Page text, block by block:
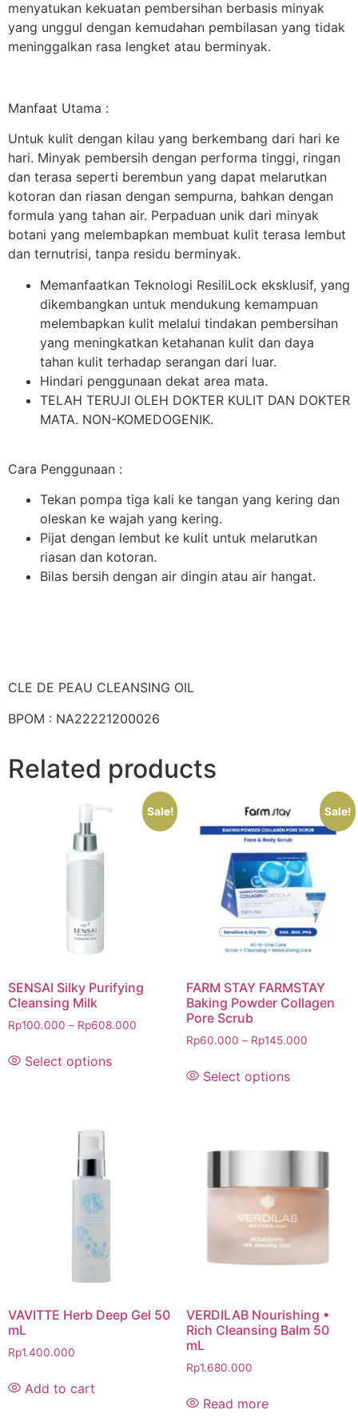
menyatukan kekuatan pembersihan berbasis minyak
yang unggul dengan kemudahan pembilasan yang tidak
meninggalkan rasa lengket atau berminyak.
Manfaat Utama :
Untuk kulit dengan kilau yang berkembang dari hari ke
hari. Minyak pembersih dengan performa tinggi, ringan
dan terasa seperti berembun yang dapat melarutkan
kotoran dan riasan dengan sempurna, bahkan dengan
formula yang tahan air. Perpaduan unik dari minyak
botani yang melembapkan membuat kulit terasa lembut
dan ternutrisi, tanpa residu berminyak.
Memanfaatkan Teknologi ResiliLock eksklusif, yang
dikembangkan untuk mendukung kemampuan
melembapkan kulit melalui tindakan pembersihan
yang meningkatkan ketahanan kulit dan daya
tahan kulit terhadap serangan dari luar.
Hindari penggunaan dekat area mata.
TELAH TERUJI OLEH DOKTER KULIT DAN DOKTER
MATA. NON-KOMEDOGENIK.
Cara Penggunaan :
Tekan pompa tiga kali ke tangan yang kering dan
oleskan ke wajah yang kering.
Pijat dengan lembut ke kulit untuk melarutkan
riasan dan kotoran.
Bilas bersih dengan air dingin atau air hangat.
CLE DE PEAU CLEANSING OIL
BPOM : NA22221200026
Related products
Sale!
SENSAI Silky Purifying
Cleansing Milk
Rp100.000 – Rp608.000
Select options
Sale!
FARM STAY FARMSTAY
Baking Powder Collagen
Pore Scrub
Rp60.000 – Rp145.000
Select options
VAVITTE Herb Deep Gel 50
mL
Rp1.400.000
Add to cart
VERDILAB Nourishing •
Rich Cleansing Balm 50
mL
Rp1.680.000
Read more